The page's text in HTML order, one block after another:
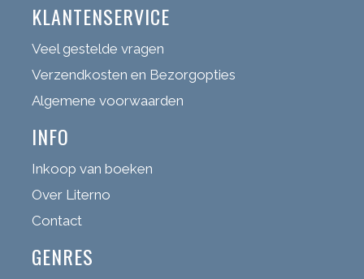
KLANTENSERVICE
Veel gestelde vragen
Verzendkosten en Bezorgopties
Algemene voorwaarden
INFO
Inkoop van boeken
Over Literno
Contact
GENRES